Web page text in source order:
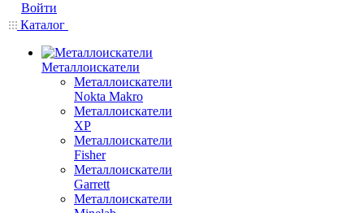
Войти
Каталог
Металлоискатели
Металлоискатели
Nokta Makro
Металлоискатели
XP
Металлоискатели
Fisher
Металлоискатели
Garrett
Металлоискатели